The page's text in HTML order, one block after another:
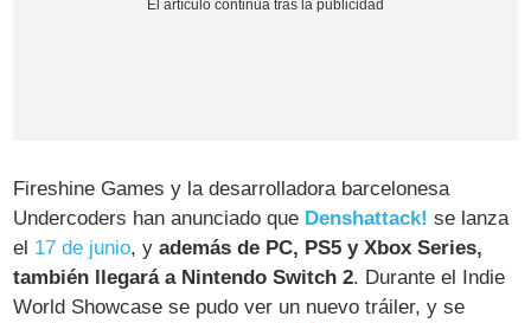
Fireshine Games y la desarrolladora barcelonesa
Undercoders han anunciado que Denshattack! se lanza
el 17 de junio, yademás de PC, PS5 y Xbox Series,
también llegará a Nintendo Switch 2. Durante el Indie
World Showcase se pudo ver un nuevo tráiler, y se